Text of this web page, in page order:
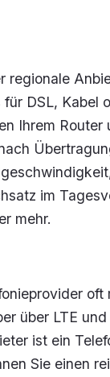
regionale
DSL, Kabel
Ihrem Router
im
mehr.
oft
über LTE
ist ein
Sie einen